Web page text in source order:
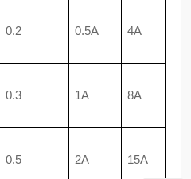
0.2 0.5A 4A
0.3 1A 8A
0.5 2A 15A